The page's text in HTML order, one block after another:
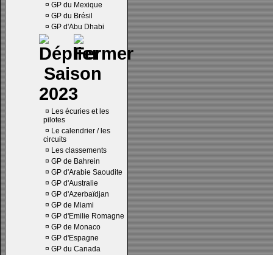
¤ GP du Mexique
¤ GP du Brésil
¤ GP d'Abu Dhabi
Saison
2023
¤ Les écuries et les
pilotes
¤ Le calendrier / les
circuits
¤ Les classements
¤ GP de Bahrein
¤ GP d'Arabie Saoudite
¤ GP d'Australie
¤ GP d'Azerbaïdjan
¤ GP de Miami
¤ GP d'Emilie Romagne
¤ GP de Monaco
¤ GP d'Espagne
¤ GP du Canada